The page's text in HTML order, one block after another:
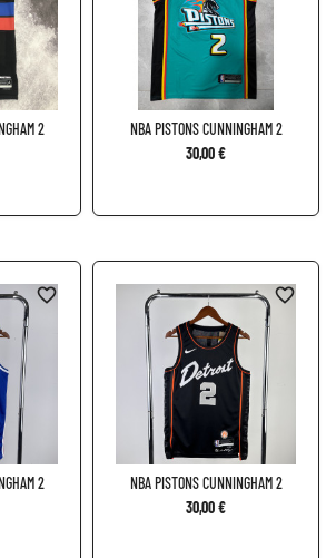
2
NBA PISTONS CUNNINGHAM 2
30,00 €
2
favorite_border
NBA PISTONS CUNNINGHAM 2
30,00 €
favorite_border